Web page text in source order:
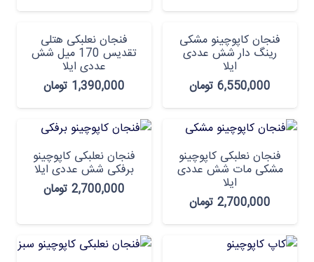
فنجان کاپوچینو مشکی
رینگ دار شش عددی
ایلا
6,550,000 تومان
فنجان نعلبکی هتلی
تقدیس 170 میل شش
عددی ایلا
1,390,000 تومان
فنجان نعلبکی کاپوچینو
مشکی مات شش عددی
ایلا
2,700,000 تومان
فنجان نعلبکی کاپوچینو
برفکی شش عددی ایلا
2,700,000 تومان